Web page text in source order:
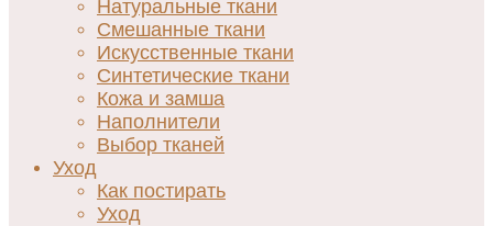
Натуральные ткани
Смешанные ткани
Искусственные ткани
Синтетические ткани
Кожа и замша
Наполнители
Выбор тканей
Уход
Как постирать
Уход